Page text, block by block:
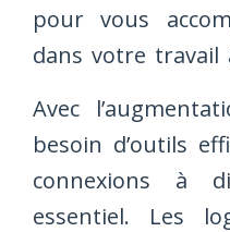
pour vous
dans votre travail
Avec
besoin d’outils
connexions à
essentiel. Les